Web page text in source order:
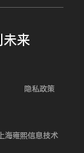
来
隐私政策
海雍熙信息技术